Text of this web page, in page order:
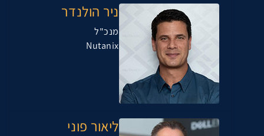
ניר הולנדר
מנכ"ל
Nutanix
ליאור פוני